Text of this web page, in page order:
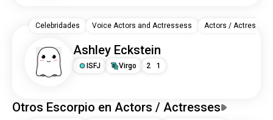
Ashley Eckstein
ISFJ Virgo 2 1
Celebridades Voice Actors and Actressess Actors / Actresses
Otros Escorpio en Actors / Actresses